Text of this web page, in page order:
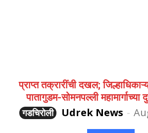
प्राप्त तक्रारींची दखल;
पातागुडम-सोमनपल्ली महामार्गाच्या
गडचिरोली
Udrek News -